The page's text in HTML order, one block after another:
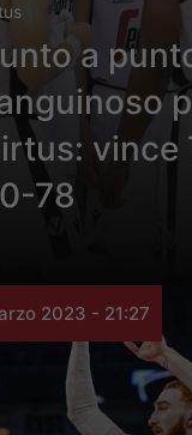
a
vince
78
2023 - 21:27